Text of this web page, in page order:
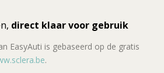
direct klaar voor gebruik
EasyAuti is gebaseerd op de gratis
.